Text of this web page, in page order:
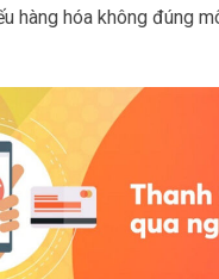
hàng hóa không đúng